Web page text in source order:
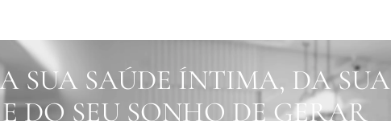
SUA SAÚDE ÍNTIMA, DA SUA
DO SEU SONHO DE GERAR